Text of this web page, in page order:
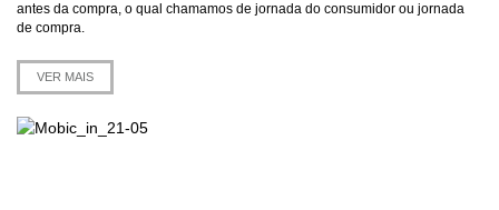
antes da compra, o qual chamamos de jornada do consumidor ou jornada
de compra.
VER MAIS